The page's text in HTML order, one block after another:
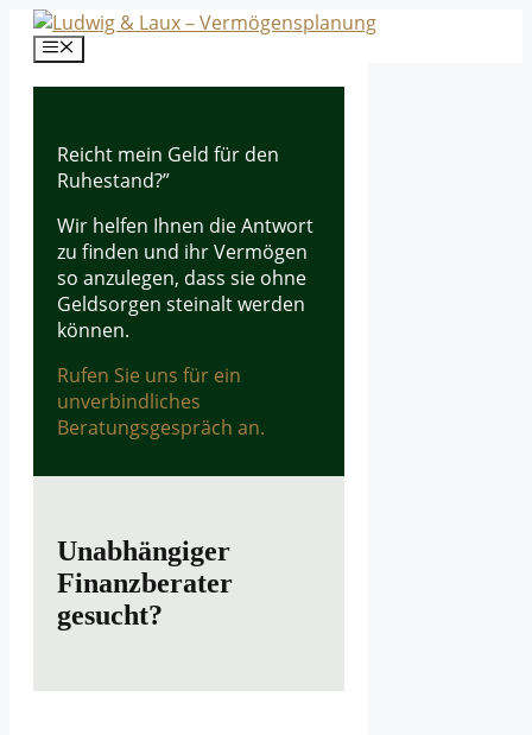
Zum
Inhalt
Menü
Reicht mein Geld für den
Ruhestand?”
Wir helfen Ihnen die Antwort
zu finden und ihr Vermögen
so anzulegen, dass sie ohne
Geldsorgen steinalt werden
können.
Rufen Sie uns für ein
unverbindliches
Beratungsgespräch an.
Unabhängiger
Finanzberater
gesucht?